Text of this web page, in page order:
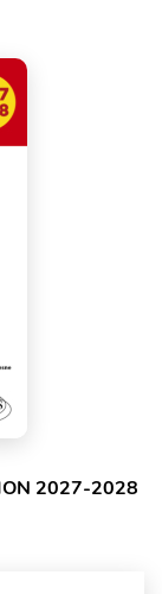
2027-2028